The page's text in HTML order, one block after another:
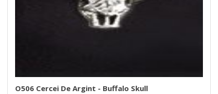
O506 Cercei De Argint - Buffalo Skull